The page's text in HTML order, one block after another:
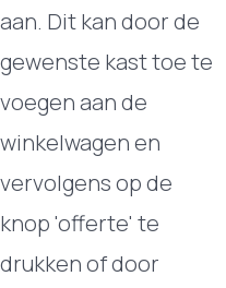
aan. Dit kan door de
gewenste kast toe te
voegen aan de
winkelwagen en
vervolgens op de
knop 'offerte' te
drukken of door